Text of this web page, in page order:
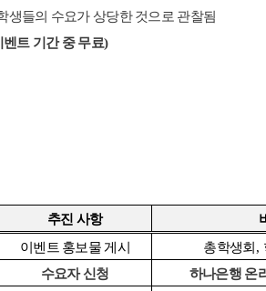
생들의 수요가 상당한 것으로 관찰됨
벤트 기간 중 무료)
추진 사항
이벤트 홍보물 게시 총학생회,
수요자 신청
하나은행 온